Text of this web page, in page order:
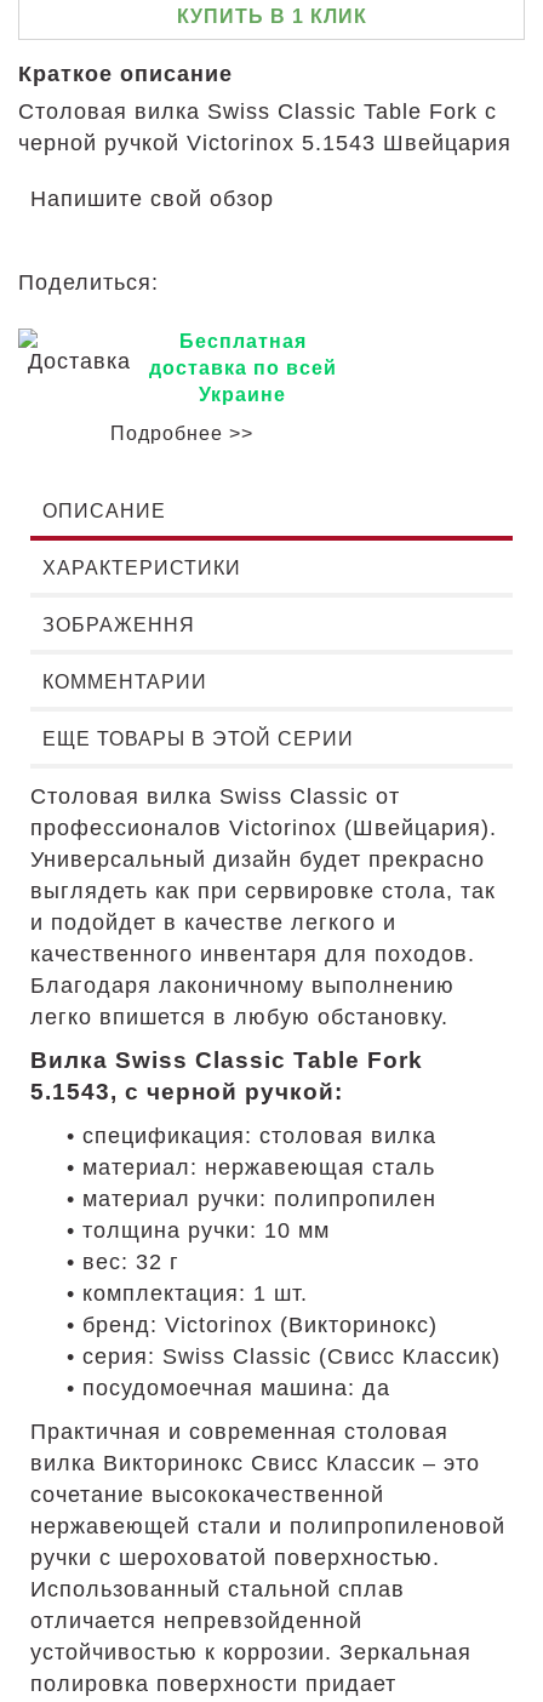
КУПИТЬ В 1 КЛИК
Краткое описание
Столовая вилка Swiss Classic Table Fork с
черной ручкой Victorinox 5.1543 Швейцария
Напишите свой обзор
Поделиться:
Бесплатная
доставка по всей
Украине
Подробнее >>
ОПИСАНИЕ
ХАРАКТЕРИСТИКИ
ЗОБРАЖЕННЯ
КОММЕНТАРИИ
ЕЩЕ ТОВАРЫ В ЭТОЙ СЕРИИ
Столовая вилка Swiss Classic от
профессионалов Victorinox (Швейцария).
Универсальный дизайн будет прекрасно
выглядеть как при сервировке стола, так
и подойдет в качестве легкого и
качественного инвентаря для походов.
Благодаря лаконичному выполнению
легко впишется в любую обстановку.
Вилка Swiss Classic Table Fork
5.1543, с черной ручкой:
• спецификация: столовая вилка
• материал: нержавеющая сталь
• материал ручки: полипропилен
• толщина ручки: 10 мм
• вес: 32 г
• комплектация: 1 шт.
• бренд: Victorinox (Викторинокс)
• серия: Swiss Classic (Свисс Классик)
• посудомоечная машина: да
Практичная и современная столовая
вилка Викторинокс Свисс Классик – это
сочетание высококачественной
нержавеющей стали и полипропиленовой
ручки с шероховатой поверхностью.
Использованный стальной сплав
отличается непревзойденной
устойчивостью к коррозии. Зеркальная
полировка поверхности придает